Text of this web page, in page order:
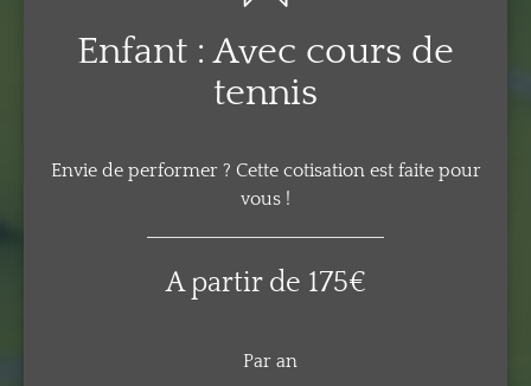
Enfant : Avec cours de
tennis
Envie de performer ? Cette cotisation est faite pour
vous !
A partir de 175€
Par an